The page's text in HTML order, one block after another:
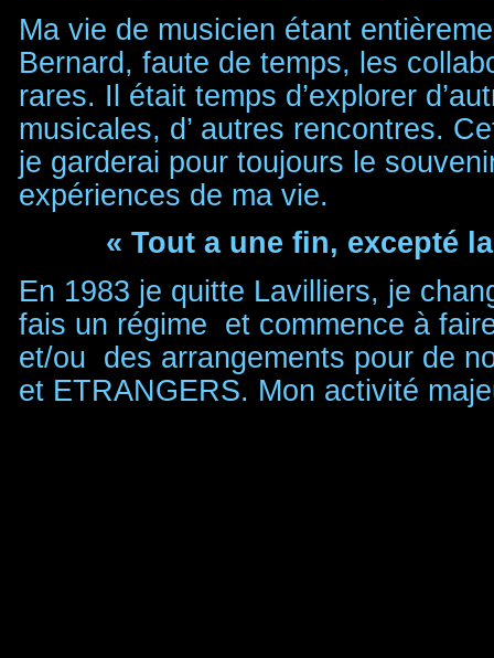
Ma vie de musicien étant
Bernard, faute de temps, les
rares. Il était temps d’explorer
musicales, d’ autres rencontres.
je garderai pour toujours le
expériences de ma vie.
« Tout a une fin, excepté
En 1983 je quitte Lavilliers, je
fais un régime et commence à
et/ou des arrangements pour de
et ETRANGERS. Mon activité